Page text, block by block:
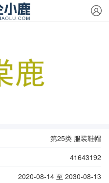
第25类 服装鞋帽
41643192
2020-08-14 至 2030-08-13